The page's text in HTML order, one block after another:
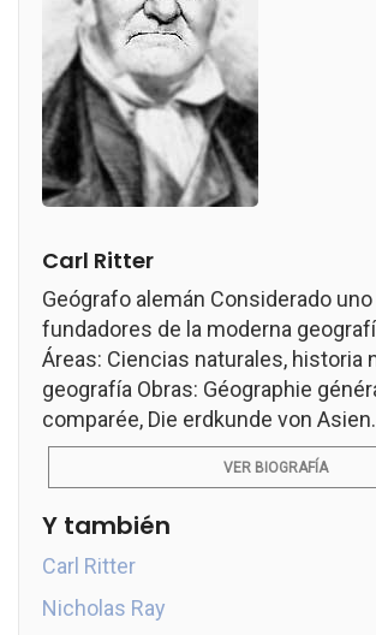
Carl Ritter
Geógrafo alemán Considerado
fundadores de la moderna
Áreas: Ciencias naturales, historia
geografía Obras: Géographie
comparée, Die erdkunde von
VER BIOGRAFÍA
Y también
Carl Ritter
Nicholas Ray